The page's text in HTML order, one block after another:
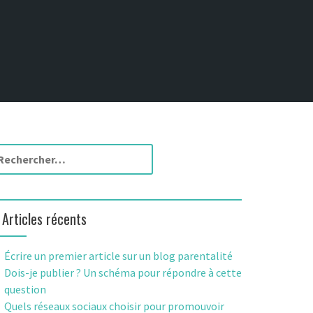
Articles récents
Écrire un premier article sur un blog parentalité
Dois-je publier ? Un schéma pour répondre à cette
question
Quels réseaux sociaux choisir pour promouvoir